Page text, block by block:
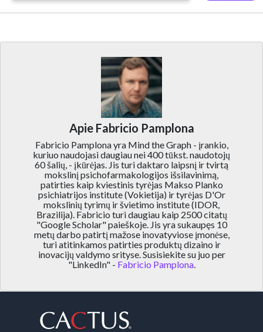
Apie Fabricio Pamplona
Fabricio Pamplona yra Mind the Graph - įrankio,
kuriuo naudojasi daugiau nei 400 tūkst. naudotojų
60 šalių, - įkūrėjas. Jis turi daktaro laipsnį ir tvirtą
mokslinį psichofarmakologijos išsilavinimą,
patirties kaip kviestinis tyrėjas Makso Planko
psichiatrijos institute (Vokietija) ir tyrėjas D'Or
mokslinių tyrimų ir švietimo institute (IDOR,
Brazilija). Fabricio turi daugiau kaip 2500 citatų
"Google Scholar" paieškoje. Jis yra sukaupęs 10
metų darbo patirtį mažose inovatyviose įmonėse,
turi atitinkamos patirties produktų dizaino ir
inovacijų valdymo srityse. Susisiekite su juo per
"LinkedIn" - Fabricio Pamplona.